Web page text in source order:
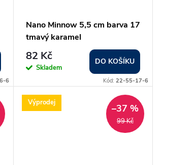
6
Nano Minnow 5,5 cm barva 17
tmavý karamel
82 Kč
Skladem
DO KOŠÍKU
Kód: 22-55-17-6
Výprodej
99 Kč
–37 %